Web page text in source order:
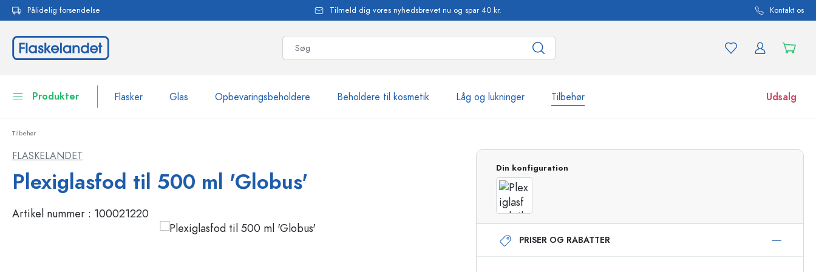
Gå til hovednavigation
Pålidelig forsendelse Tilmeld dig vores nyhedsbrevet nu og spar 40 kr. Kontakt os
Produkter Flasker Glas Opbevaringsbeholdere Beholdere til kosmetik Låg og lukninger Tilbehør Udsalg
Flasker efter mærke
Flasker efter funktion
Airless-dispensere
Roll-on flasker
Glas
Tilbehør
FLASKELANDET
Plexiglasfod til 500 ml 'Globus'
Artikel nummer : 100021220
Din konfiguration
PRISER OG RABATTER